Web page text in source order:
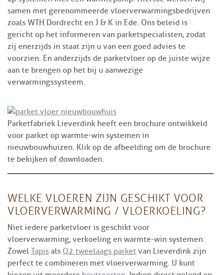
samen met gerenommeerde vloerverwarmingsbedrijven
zoals WTH Dordrecht en J & K in Ede. Ons beleid is
gericht op het informeren van parketspecialisten, zodat
zij enerzijds in staat zijn u van een goed advies te
voorzien. En anderzijds de parketvloer op de juiste wijze
aan te brengen op het bij u aanwezige
verwarmingssysteem.
Parketfabriek Lieverdink heeft een brochure ontwikkeld
voor parket op warmte-win systemen in
nieuwbouwhuizen. Klik op de afbeelding om de brochure
te bekijken of downloaden.
WELKE VLOEREN ZIJN GESCHIKT VOOR
VLOERVERWARMING / VLOERKOELING?
Niet iedere parketvloer is geschikt voor
vloerverwarming, verkoeling en warmte-win systemen.
Zowel Tapis als Q2 tweelaags parket van Lieverdink zijn
perfect te combineren met vloerverwarming. U kunt